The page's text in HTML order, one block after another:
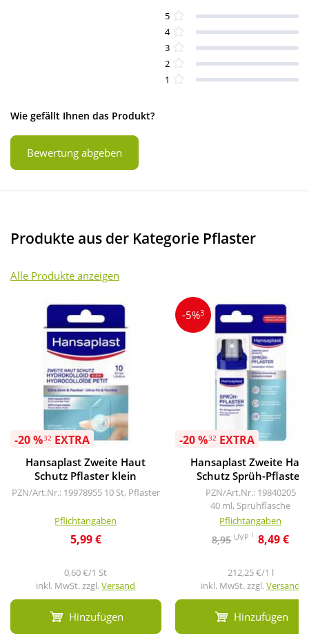
5
4
3
2
1
Wie gefällt Ihnen das Produkt?
Bewertung abgeben
Produkte aus der Kategorie Pflaster
Alle Produkte anzeigen
-20 %32EXTRA
Hansaplast Zweite Haut
Schutz Pflaster klein
PZN/Art.Nr.: 19978955 10 St, Pflaster
Pflichtangaben
5,99 €
0,60 €/1 St
inkl. MwSt. zzgl.Versand
Hinzufügen
-5%3
-20 %32EXTRA
Hansaplast Zweite
Schutz Sprüh-Pflaster
PZN/Art.Nr.: 19840205
40 ml, Sprühflasche
Pflichtangaben
8,95 UVP 1 8,49 €
212,25 €/1 l
inkl. MwSt. zzgl.Versand
Hinzufügen